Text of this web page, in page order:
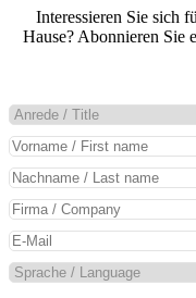
Interessieren Sie sich
Hause? Abonnieren Sie